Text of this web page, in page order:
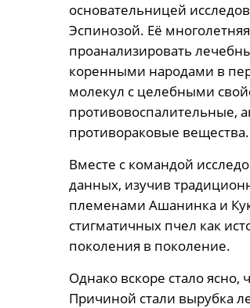
основательницей
Эспинозой. Её
проанализировать
коренными народами в
молекул с целебными
противовоспалительные,
противораковые вещества.
Вместе с командой
данных, изучив
племенами Ашанинка и
стигматичных пчел как
поколения в поколение.
Однако вскоре стало
Причиной стали вырубка